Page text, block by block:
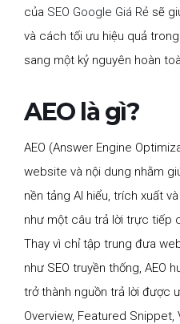
của SEO Google Giá Rẻ sẽ
và cách tối ưu hiệu quả
sang một kỷ nguyên hoàn
AEO là gì?
AEO (Answer Engine
website và nội dung nhằm
nền tảng AI hiểu, trích xuất
như một câu trả lời trực tiếp
Thay vì chỉ tập trung đưa
như SEO truyền thống, AEO
trở thành nguồn trả lời được
Overview, Featured